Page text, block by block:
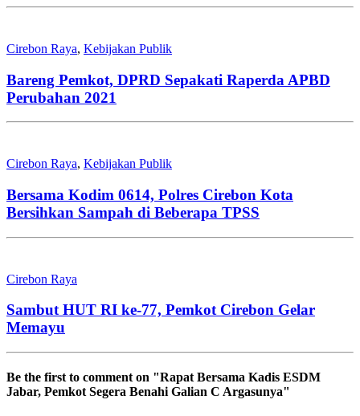
Cirebon Raya, Kebijakan Publik
Bareng Pemkot, DPRD Sepakati Raperda APBD
Perubahan 2021
Cirebon Raya, Kebijakan Publik
Bersama Kodim 0614, Polres Cirebon Kota
Bersihkan Sampah di Beberapa TPSS
Cirebon Raya
Sambut HUT RI ke-77, Pemkot Cirebon Gelar
Memayu
Be the first to comment on "Rapat Bersama Kadis ESDM
Jabar, Pemkot Segera Benahi Galian C Argasunya"